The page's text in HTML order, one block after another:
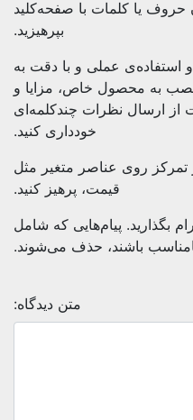
حروف یا کلمات با صفحه‌کلید
بپرهیزید.
استفاده‌ی عملی و با دقت به
به محصول خاص، مزایا و
از ارسال نظرات چندکلمه‌‌ای
خودداری کنید.
روی عناصر متغیر مثل
قیمت، پرهیز کنید.
بگذارید. پیام‌هایی که شامل
باشند، حذف می‌شوند.
متن دیدگاه: